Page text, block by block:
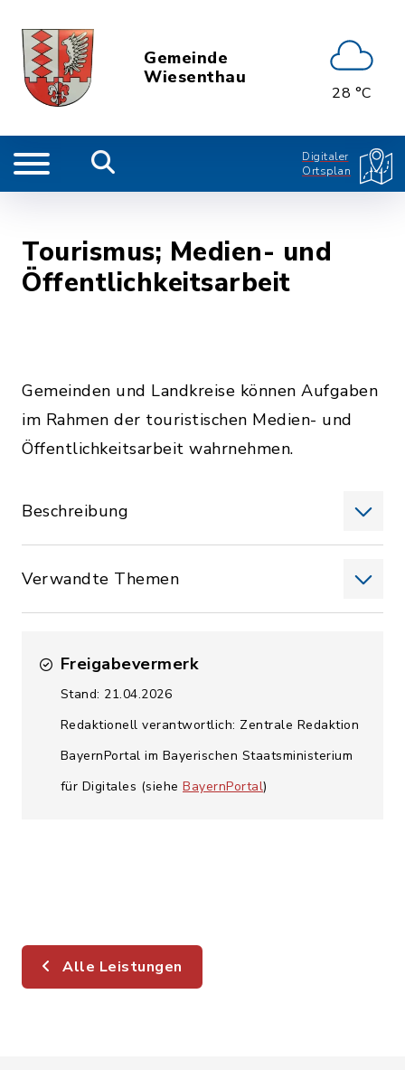
Gemeinde
Wiesenthau
28 °C
Digitaler
Ortsplan
Tourismus; Medien- und
Öffentlichkeitsarbeit
Gemeinden und Landkreise können Aufgaben
im Rahmen der touristischen Medien- und
Öffentlichkeitsarbeit wahrnehmen.
Beschreibung
Verwandte Themen
Freigabevermerk
Stand: 21.04.2026
Redaktionell verantwortlich: Zentrale Redaktion
BayernPortal im Bayerischen Staatsministerium
für Digitales (siehe BayernPortal)
Alle Leistungen